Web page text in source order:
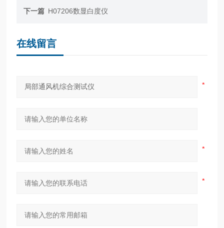
下一篇 H07206数显白度仪
在线留言